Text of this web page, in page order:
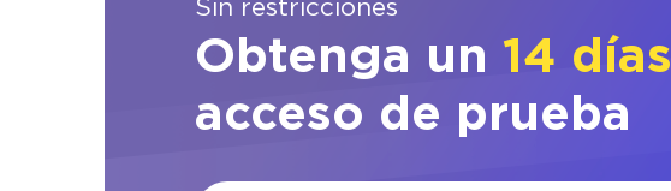
Sin restricciones
Obtenga un 14 días
acceso de prueba